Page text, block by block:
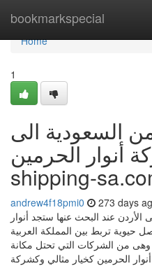
bookmarkspecial
Home
Home
1
السعودية الى
أنوار الحرمين -
shipping-
andrew4f18pmi0 273 days
عند البحث عنها ستجد أنوار
تربط بين المملكة العربية
وهى من الشركات التي تحتل مكانة
الحرمين كخيار مثالي وكشركة